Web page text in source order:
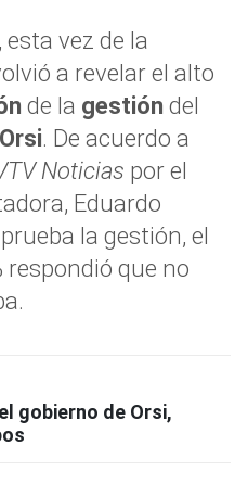
, esta vez de la
a revelar el alto
de la gestión del
. De acuerdo a
Noticias por el
Eduardo
la gestión, el
respondió que no
gobierno de Orsi,